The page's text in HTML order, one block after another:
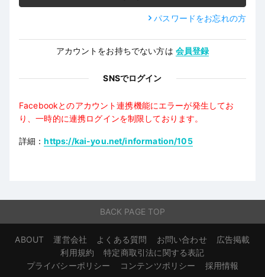
パスワードをお忘れの方
アカウントをお持ちでない方は 会員登録
SNSでログイン
Facebookとのアカウント連携機能にエラーが発生してお
り、一時的に連携ログインを制限しております。
詳細：https://kai-you.net/information/105
BACK PAGE TOP
ABOUT 運営会社 よくある質問 お問い合わせ
広告掲載
利用規約
特定商取引法に関する表記
プライバシーポリシー
コンテンツポリシー 採用情報